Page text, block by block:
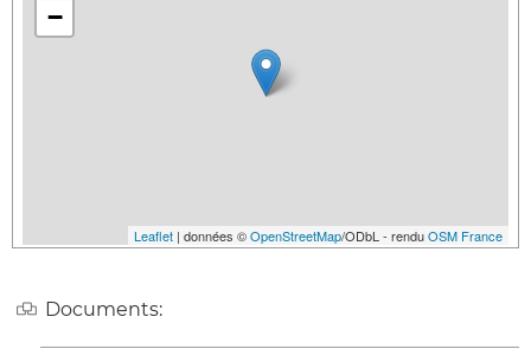
−
Leaflet | données ©OpenStreetMap/ODbL - renduOSM France
Documents: